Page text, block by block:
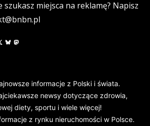
szukasz miejsca na reklamę? Napisz
informacje z Polski i świata.
newsy dotyczące zdrowia,
diety, sportu i wiele więcej!
z rynku nieruchomości w Polsce.